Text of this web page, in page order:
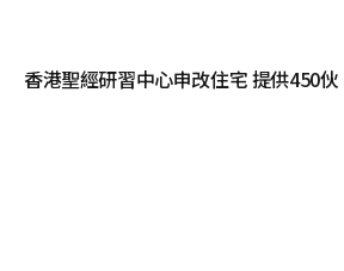
香港聖經研習中心申改住宅 提供450伙